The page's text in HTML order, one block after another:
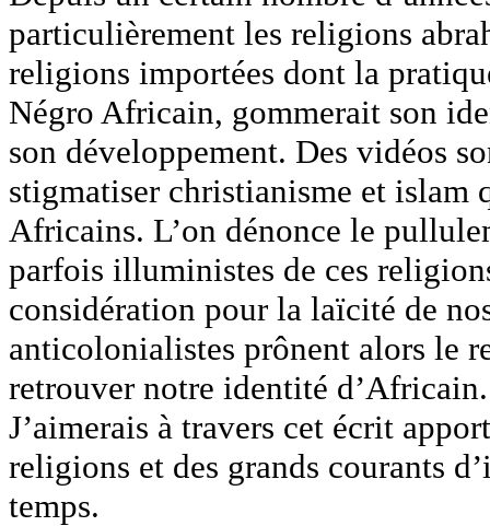
particulièrement les religions
religions importées dont la
Négro Africain, gommerait son
son développement. Des vidéos
stigmatiser christianisme et islam
Africains. L’on dénonce le
parfois illuministes de ces
considération pour la laïcité de
anticolonialistes prônent alors le
retrouver notre identité d’Africain.
J’aimerais à travers cet écrit
religions et des grands courants
temps.